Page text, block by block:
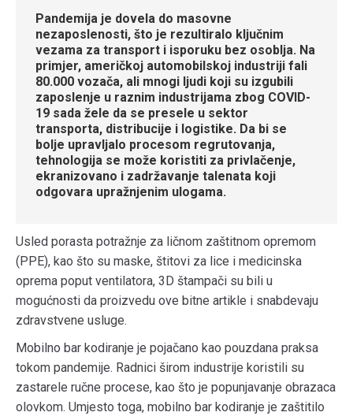
Pandemija je dovela do masovne
nezaposlenosti, što je rezultiralo ključnim
vezama za transport i isporuku bez osoblja. Na
primjer, američkoj automobilskoj industriji fali
80.000 vozača, ali mnogi ljudi koji su izgubili
zaposlenje u raznim industrijama zbog COVID-
19 sada žele da se presele u sektor
transporta, distribucije i logistike. Da bi se
bolje upravljalo procesom regrutovanja,
tehnologija se može koristiti za privlačenje,
ekranizovano i zadržavanje talenata koji
odgovara upražnjenim ulogama.
Usled porasta potražnje za ličnom zaštitnom opremom
(PPE), kao što su maske, štitovi za lice i medicinska
oprema poput ventilatora, 3D štampači su bili u
mogućnosti da proizvedu ove bitne artikle i snabdevaju
zdravstvene usluge.
Mobilno bar kodiranje je pojačano kao pouzdana praksa
tokom pandemije. Radnici širom industrije koristili su
zastarele ručne procese, kao što je popunjavanje obrazaca
olovkom. Umjesto toga, mobilno bar kodiranje je zaštitilo